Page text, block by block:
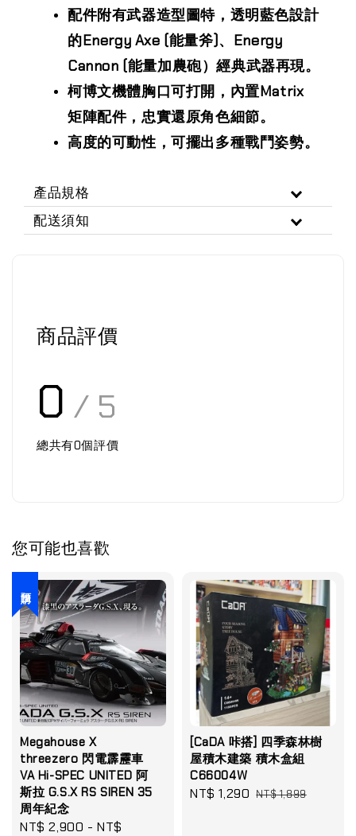
配件附有武器造型圖特，透明藍色設計
的Energy Axe (能量斧)、Energy
Cannon (能量加農砲）經典武器再現。
柯博文機體胸口可打開，內置Matrix
矩陣配件，忠實還原角色細節。
高度的可動性，可擺出多種戰鬥姿勢。
產品規格
配送須知
商品評價
0 / 5
總共有0個評價
您可能也喜歡
Megahouse X
threezero 閃電霹靂車
VA Hi-SPEC UNITED 阿
斯拉 G.S.X RS SIREN 35
周年紀念
Regular
NT$ 2,900 -NT$
[CaDA 咔搭] 四季森林樹
屋積木建築 積木盒組
C66004W
Sale
NT$ 1,290 Regular
NT$ 1,899